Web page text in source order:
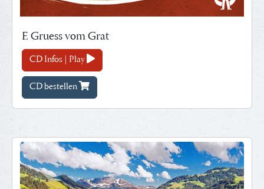
E Gruess vom Grat
CD Infos | Play
CD bestellen